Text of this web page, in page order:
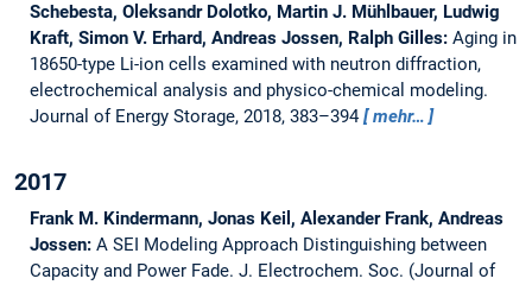
Schebesta, Oleksandr Dolotko, Martin J. Mühlbauer, Ludwig
Kraft, Simon V. Erhard, Andreas Jossen, Ralph Gilles: Aging in
18650-type Li-ion cells examined with neutron diffraction,
electrochemical analysis and physico-chemical modeling.
Journal of Energy Storage, 2018, 383–394
mehr…
2017
Frank M. Kindermann, Jonas Keil, Alexander Frank, Andreas
Jossen: A SEI Modeling Approach Distinguishing between
Capacity and Power Fade. J. Electrochem. Soc. (Journal of